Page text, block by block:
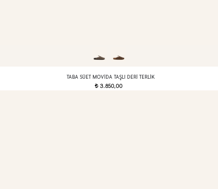
TABA SÜET MOVIDA TAŞLI DERI TERLIK
t3.850,00